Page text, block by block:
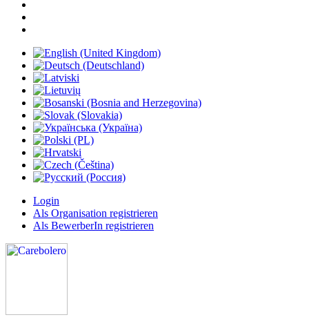
Login
Als Organisation registrieren
Als BewerberIn registrieren